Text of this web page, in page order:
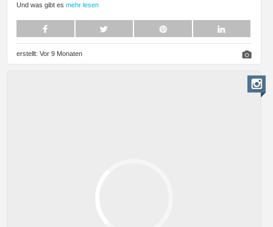
Und was gibt es mehr lesen
erstellt: Vor 9 Monaten